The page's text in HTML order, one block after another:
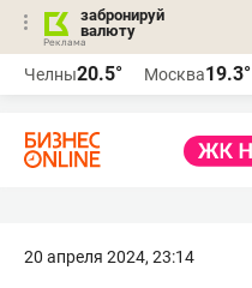
забронируй
валюту
Челны20.5° Москва19.3°
20 апреля 2024, 23:14